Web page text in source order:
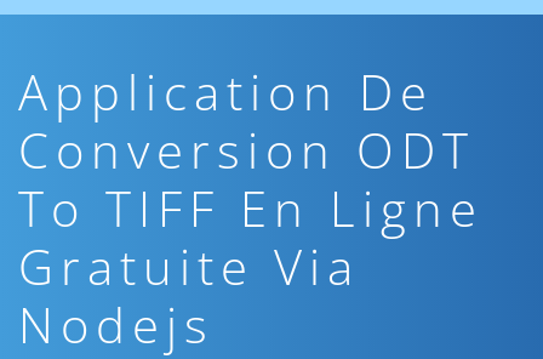
Application De
Conversion ODT
To TIFF En Ligne
Gratuite Via
Nodejs